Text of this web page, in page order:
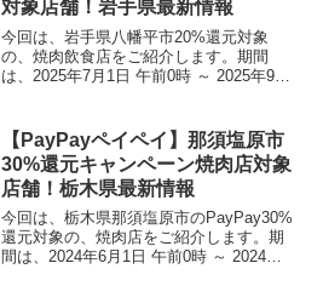
対象店舗！岩手県最新情報
今回は、岩手県八幡平市20%還元対象
の、焼肉飲食店をご紹介します。期間
は、2025年7月1日 午前0時 ～ 2025年9月
短縮になりました...
【PayPayペイペイ】那須塩原市
30%還元キャンペーン焼肉店対象
店舗！栃木県最新情報
今回は、栃木県那須塩原市のPayPay30%
還元対象の、焼肉店をご紹介します。期
間は、2024年6月1日 午前0時 ～ 2024年6